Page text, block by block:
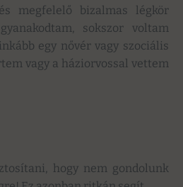
megfelelő bizalmas légkör
sokszor voltam
egy nővér vagy szociális
vagy a háziorvossal vettem
hogy nem gondolunk